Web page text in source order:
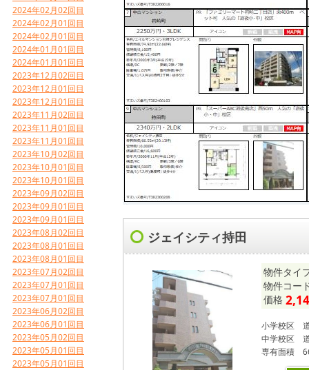
2024年02月02回目
2024年02月01回目
2024年02月01回目
2024年01月01回目
2024年01月01回目
2023年12月02回目
2023年12月01回目
2023年12月01回目
2023年11月02回目
2023年11月01回目
2023年11月01回目
2023年10月02回目
2023年10月01回目
2023年10月01回目
2023年09月02回目
2023年09月01回目
2023年09月01回目
2023年08月02回目
2023年08月01回目
2023年08月01回目
2023年07月02回目
2023年07月01回目
2023年07月01回目
2023年06月02回目
2023年06月01回目
2023年05月02回目
2023年05月01回目
2023年05月01回目
ジェイシティ持田
物件タイ
物件コー
価格
小学校区
中学校区
専有面積